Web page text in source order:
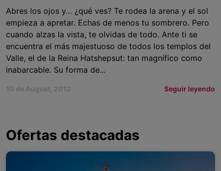
Abres los ojos y… ¿qué ves? Te rodea la arena y el sol
empieza a apretar. Echas de menos tu sombrero. Pero
cuando alzas la vista, te olvidas de todo. Ante ti se
encuentra el más majestuoso de todos los templos del
Valle, el de la Reina Hatshepsut: tan magnífico como
inabarcable. Su forma de...
10 de August, 2012 Seguir leyendo
Ofertas destacadas